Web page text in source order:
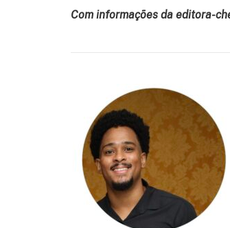
Com informações da editora-